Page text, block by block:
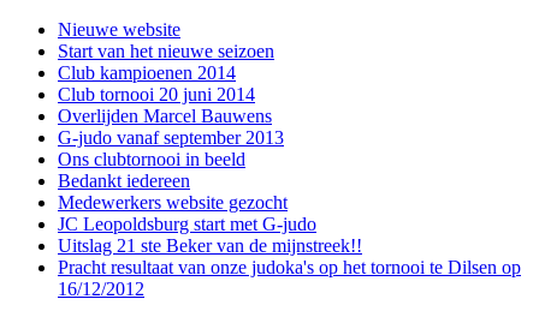
Nieuwe website
Start van het nieuwe seizoen
Club kampioenen 2014
Club tornooi 20 juni 2014
Overlijden Marcel Bauwens
G-judo vanaf september 2013
Ons clubtornooi in beeld
Bedankt iedereen
Medewerkers website gezocht
JC Leopoldsburg start met G-judo
Uitslag 21 ste Beker van de mijnstreek!!
Pracht resultaat van onze judoka's op het tornooi te Dilsen op
16/12/2012